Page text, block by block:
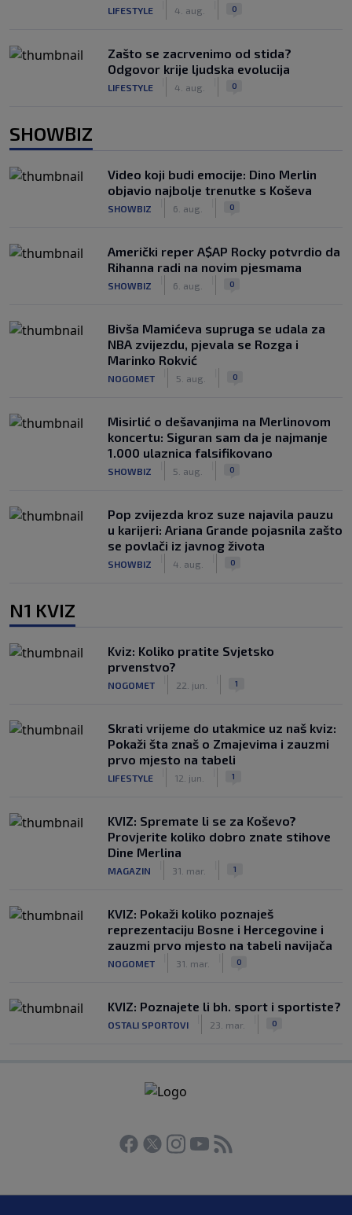
LIFESTYLE 4. aug. 0
Zašto se zacrvenimo od stida?
Odgovor krije ljudska evolucija
LIFESTYLE 4. aug. 0
SHOWBIZ
Video koji budi emocije: Dino Merlin
objavio najbolje trenutke s Koševa
SHOWBIZ 6. aug. 0
Američki reper A$AP Rocky potvrdio da
Rihanna radi na novim pjesmama
SHOWBIZ 6. aug. 0
Bivša Mamićeva supruga se udala za
NBA zvijezdu, pjevala se Rozga i
Marinko Rokvić
NOGOMET 5. aug. 0
Misirlić o dešavanjima na Merlinovom
koncertu: Siguran sam da je najmanje
1.000 ulaznica falsifikovano
SHOWBIZ 5. aug. 0
Pop zvijezda kroz suze najavila pauzu
u karijeri: Ariana Grande pojasnila zašto
se povlači iz javnog života
SHOWBIZ 4. aug. 0
N1 KVIZ
Kviz: Koliko pratite Svjetsko
prvenstvo?
NOGOMET 22. jun. 1
Skrati vrijeme do utakmice uz naš kviz:
Pokaži šta znaš o Zmajevima i zauzmi
prvo mjesto na tabeli
LIFESTYLE 12. jun. 1
KVIZ: Spremate li se za Koševo?
Provjerite koliko dobro znate stihove
Dine Merlina
MAGAZIN 31. mar. 1
KVIZ: Pokaži koliko poznaješ
reprezentaciju Bosne i Hercegovine i
zauzmi prvo mjesto na tabeli navijača
NOGOMET 31. mar. 0
KVIZ: Poznajete li bh. sport i sportiste?
OSTALI SPORTOVI 23. mar. 0